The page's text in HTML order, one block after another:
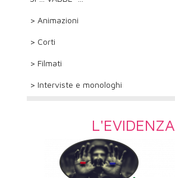
> Animazioni
> Corti
> Filmati
> Interviste e monologhi
L'EVIDENZA